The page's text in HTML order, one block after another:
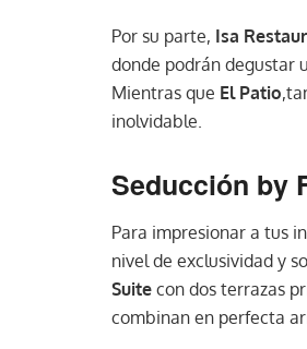
Por su parte, Isa
donde podrán degustar
Mientras que El Patio
inolvidable.
Seducción by
Para impresionar a tus
nivel de exclusividad y
Suite con dos terrazas
combinan en perfecta